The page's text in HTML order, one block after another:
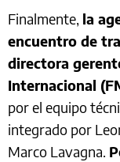
Finalmente, la
encuentro de
directora
Internacional
por el equipo
integrado por
Marco Lavagna.